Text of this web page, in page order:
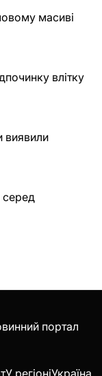
масиві
влітку
виявили
серед
портал
У регіоніУкраїна